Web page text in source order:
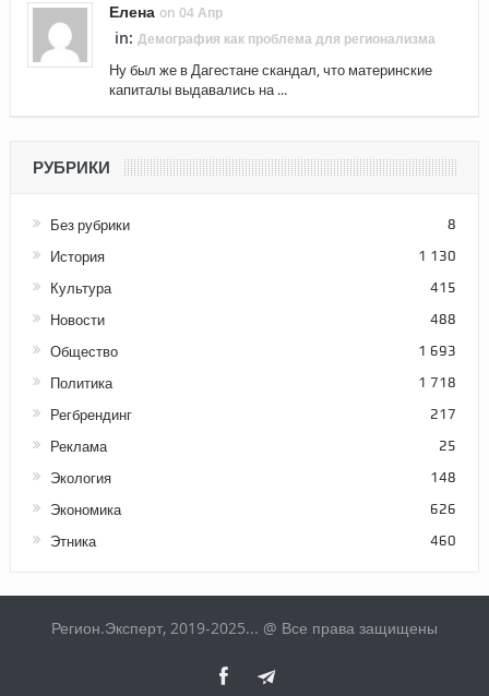
Елена on 04 Апр
in: Демография как проблема для регионализма
Ну был же в Дагестане скандал, что материнские
капиталы выдавались на ...
РУБРИКИ
Без рубрики 8
История 1 130
Культура 415
Новости 488
Общество 1 693
Политика 1 718
Регбрендинг 217
Реклама 25
Экология 148
Экономика 626
Этника 460
Регион.Эксперт, 2019-2025... @ Все права защищены